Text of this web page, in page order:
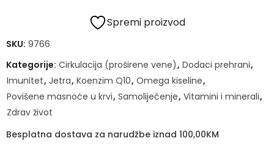
Spremi proizvod
SKU: 9766
Kategorije: Cirkulacija (proširene vene), Dodaci prehrani,
Imunitet, Jetra, Koenzim Q10, Omega kiseline,
Povišene masnoće u krvi, Samoliječenje, Vitamini i minerali,
Zdrav život
Besplatna dostava za narudžbe iznad 100,00KM